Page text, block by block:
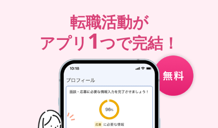
転職活動が
アプリ 1つで完結！